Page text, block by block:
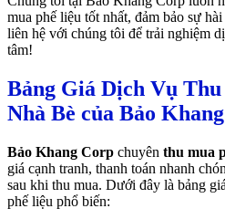
mua phế liệu tốt nhất, đảm bảo sự
liên hệ với chúng tôi để trải nghiệm
tâm!
Bảng Giá Dịch Vụ
Nhà Bè của Bảo
Bảo Khang Corp chuyên thu mua
giá cạnh tranh, thanh toán nhanh
sau khi thu mua. Dưới đây là bảng
phế liệu phổ biến: